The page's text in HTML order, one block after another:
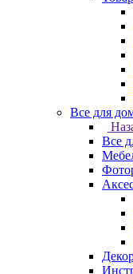
Все для
Все